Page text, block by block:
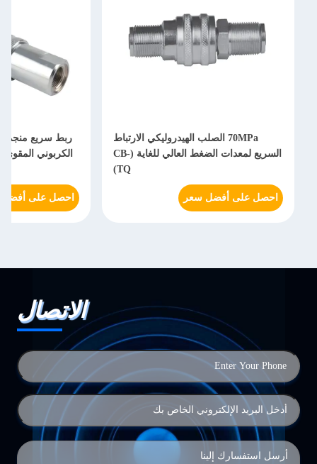
70MPa الصلب الهيدروليكي الارتباط
السريع لمعدات الضغط العالي للغاية (CB-
TQ)
احصل على أفضل سعر احصل على
الاتصال